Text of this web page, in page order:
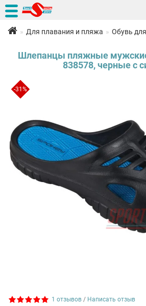
Для плавания и пляжа Обувь
Шлепанцы пляжные
838578, черные с
-31%
1 отзывов / Написать отзыв